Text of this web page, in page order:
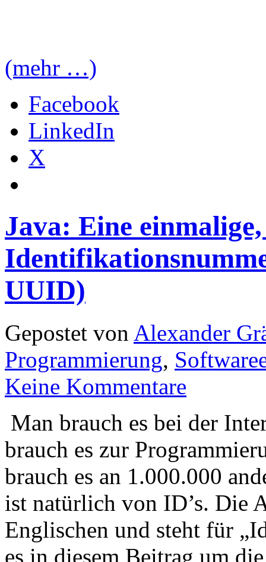
(mehr …)
Facebook
LinkedIn
X
Java: Eine
UUID)
Gepostet von Alexander
Programmierung,
Keine Kommentare
Man brauch es bei der
brauch es zur
brauch es an 1.000.000
ist natürlich von ID’s. Die
Englischen und steht für
es in diesem Beitrag um